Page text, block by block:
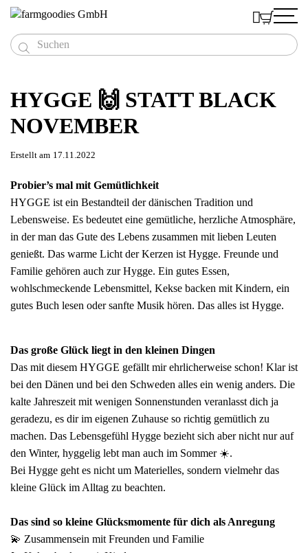

Naturreine Speiseöle
BIO Leinöl
BIO Leindotteröl
BIO Kürbiskernöl
Mohnöl
Feinste Saaten & ganze Körner
BIO Sonnenblumenkerne
BIO Buchweizen
BIO Kürbiskerne
Blaumohn
Hand vermahlener Bio-Senf
Süßer BIO Senf
Außergewöhnliche Essige
BIO Gerstengraspulver
BIO Weizengraspulver
Hofeigenes Getreide
BIO Dinkel
BIO Mehl Dinkel
BIO Roggen
BIO Mehl Roggen
BIO Berglinsen
Firmengeschenke
Öl & Essig Goodies
Dreier Gooodies Öl
Dreier Gooodies Senf
alle Geschenke ansehen
Menschen
Die Bauern
Du als Kunde
Deshalb
Mühlviertler Bio-Lein
Auszeichnungen
Testimonials
Qualität
Eine Idee und viel Begeisterung
Kundenstimmen
Kaufen
Sparer kaufen größere Gebinde
Einblicke
Blog
Kleine Warenkunde
Videos


HYGGE 🙌 STATT BLACK
NOVEMBER
Erstellt am 17.11.2022
Probier’s mal mit Gemütlichkeit
HYGGE ist ein Bestandteil der dänischen Tradition und
Lebensweise. Es bedeutet eine gemütliche, herzliche Atmosphäre,
in der man das Gute des Lebens zusammen mit lieben Leuten
genießt. Das warme Licht der Kerzen ist Hygge. Freunde und
Familie gehören auch zur Hygge. Ein gutes Essen,
wohlschmeckende Lebensmittel, Kekse backen mit Kindern, ein
gutes Buch lesen oder sanfte Musik hören. Das alles ist Hygge.
Das große Glück liegt in den kleinen Dingen
Das mit diesem HYGGE gefällt mir ehrlicherweise schon! Klar ist
bei den Dänen und bei den Schweden alles ein wenig anders. Die
kalte Jahreszeit mit wenigen Sonnenstunden veranlasst dich ja
geradezu, es dir im eigenen Zuhause so richtig gemütlich zu
machen. Das Lebensgefühl Hygge bezieht sich aber nicht nur auf
den Winter, hyggelig lebt man auch im Sommer ☀️.
Bei Hygge geht es nicht um Materielles, sondern vielmehr das
kleine Glück im Alltag zu beachten.
Das sind so kleine Glücksmomente für dich als Anregung
💫 Zusammensein mit Freunden und Familie